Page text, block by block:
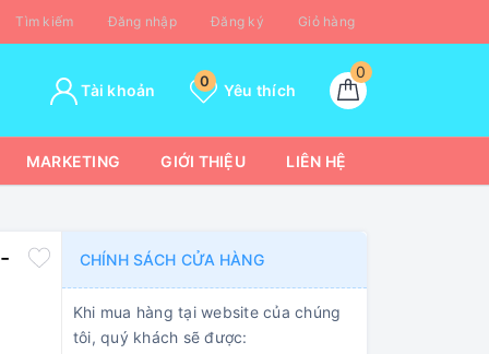
Tìm kiếm Đăng nhập Đăng ký Giỏ hàng
0
Yêu thích
0
Tài khoản
MARKETING GIỚI THIỆU LIÊN HỆ
CHÍNH SÁCH CỬA HÀNG
Khi mua hàng tại website của chúng
tôi, quý khách sẽ được: